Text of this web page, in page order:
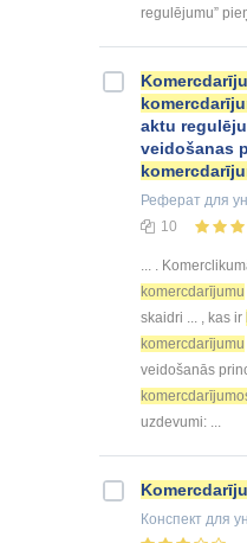
regulējumu”
aktu
veidošanas
Реферат для
10
... .
komercdarījumu
skaidri ... , kas ir
komercdarījumu
veidošanās
uzdevumi: ...
Конспект для